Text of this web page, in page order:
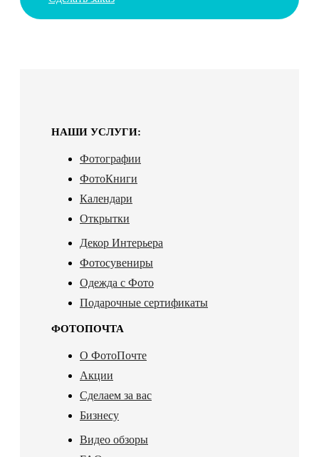
НАШИ УСЛУГИ:
Фотографии
ФотоКниги
Календари
Открытки
Декор Интерьера
Фотосувениры
Одежда с Фото
Подарочные сертификаты
ФОТОПОЧТА
О ФотоПочте
Акции
Сделаем за вас
Бизнесу
Видео обзоры